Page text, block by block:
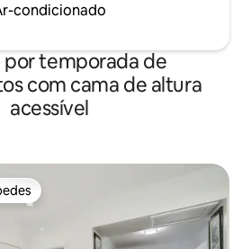
condicionado
temporada de
com cama de altura
acessível
dos hóspedes